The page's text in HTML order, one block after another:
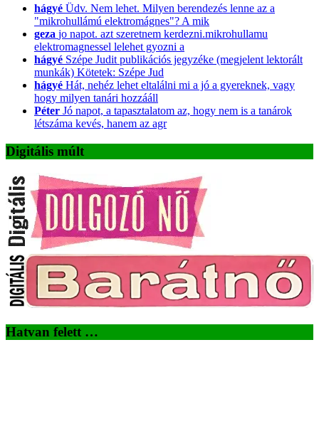
hágyé Üdv. Nem lehet. Milyen berendezés lenne az a
"mikrohullámú elektromágnes"? A mik
geza jo napot. azt szeretnem kerdezni.mikrohullamu
elektromagnessel lelehet gyozni a
hágyé Szépe Judit publikációs jegyzéke (megjelent lektorált
munkák) Kötetek: Szépe Jud
hágyé Hát, nehéz lehet eltalálni mi a jó a gyereknek, vagy
hogy milyen tanári hozzááll
Péter Jó napot, a tapasztalatom az, hogy nem is a tanárok
létszáma kevés, hanem az agr
Digitális múlt
Hatvan felett …